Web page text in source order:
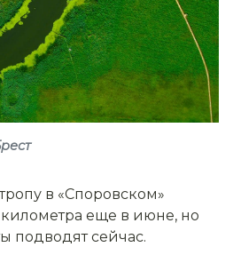
в «Споровском»
километра еще в июне, но
подводят сейчас.